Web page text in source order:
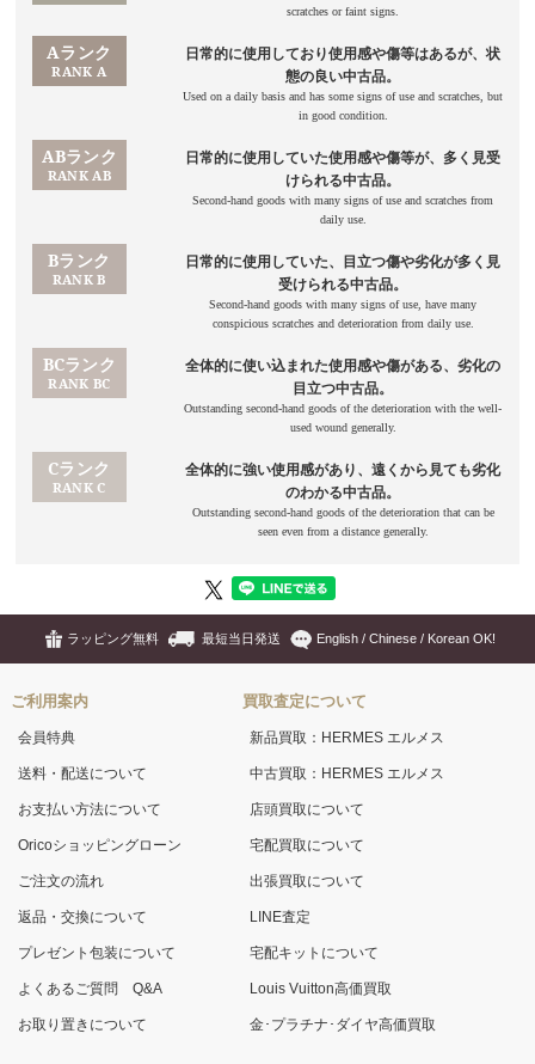
ラッピング無料 最短当日発送 English / Chinese / Korean OK!
ご利用案内
会員特典
送料・配送について
お支払い方法について
Oricoショッピングローン
ご注文の流れ
返品・交換について
プレゼント包装について
よくあるご質問 Q&A
お取り置きについて
買取査定について
新品買取：HERMES エルメス
中古買取：HERMES エルメス
店頭買取について
宅配買取について
出張買取について
LINE査定
宅配キットについて
Louis Vuitton高価買取
金･プラチナ･ダイヤ高価買取